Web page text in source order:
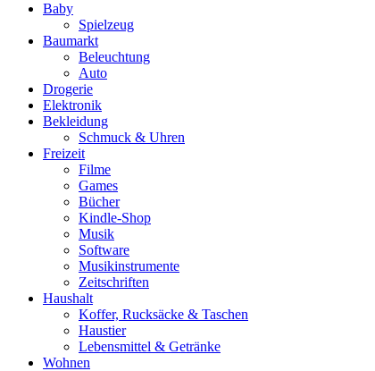
Baby
Spielzeug
Baumarkt
Beleuchtung
Auto
Drogerie
Elektronik
Bekleidung
Schmuck & Uhren
Freizeit
Filme
Games
Bücher
Kindle-Shop
Musik
Software
Musikinstrumente
Zeitschriften
Haushalt
Koffer, Rucksäcke & Taschen
Haustier
Lebensmittel & Getränke
Wohnen